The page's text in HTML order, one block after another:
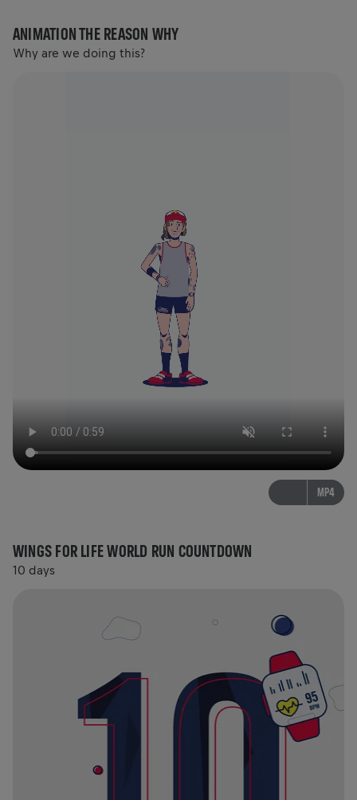
ANIMATION THE REASON WHY
Why are we doing this?
MP4
WINGS FOR LIFE WORLD RUN COUNTDOWN
10 days